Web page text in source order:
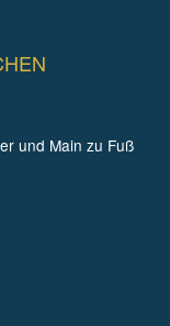
und Main zu Fuß